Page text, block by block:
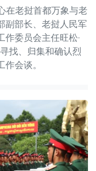
在老挝首都万象与老
副部长、老挝人民军
委员会主任旺松·
找、归集和确认烈
会谈。